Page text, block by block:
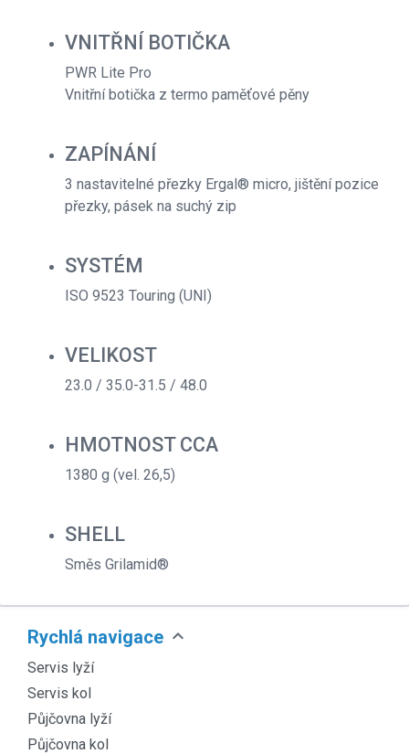
VNITŘNÍ BOTIČKA
PWR Lite Pro
Vnitřní botička z termo paměťové pěny
ZAPÍNÁNÍ
3 nastavitelné přezky Ergal® micro, jištění pozice
přezky, pásek na suchý zip
SYSTÉM
ISO 9523 Touring (UNI)
VELIKOST
23.0 / 35.0-31.5 / 48.0
HMOTNOST CCA
1380 g (vel. 26,5)
SHELL
Směs Grilamid®
Rychlá navigace expand_more
Servis lyží
Servis kol
Půjčovna lyží
Půjčovna kol